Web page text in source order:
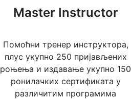
Master Instructor
Помоћни тренер инструктора,
плус укупно 250 пријављених
роњења и издавање укупно 150
ронилачких сертификата у
различитим програмима